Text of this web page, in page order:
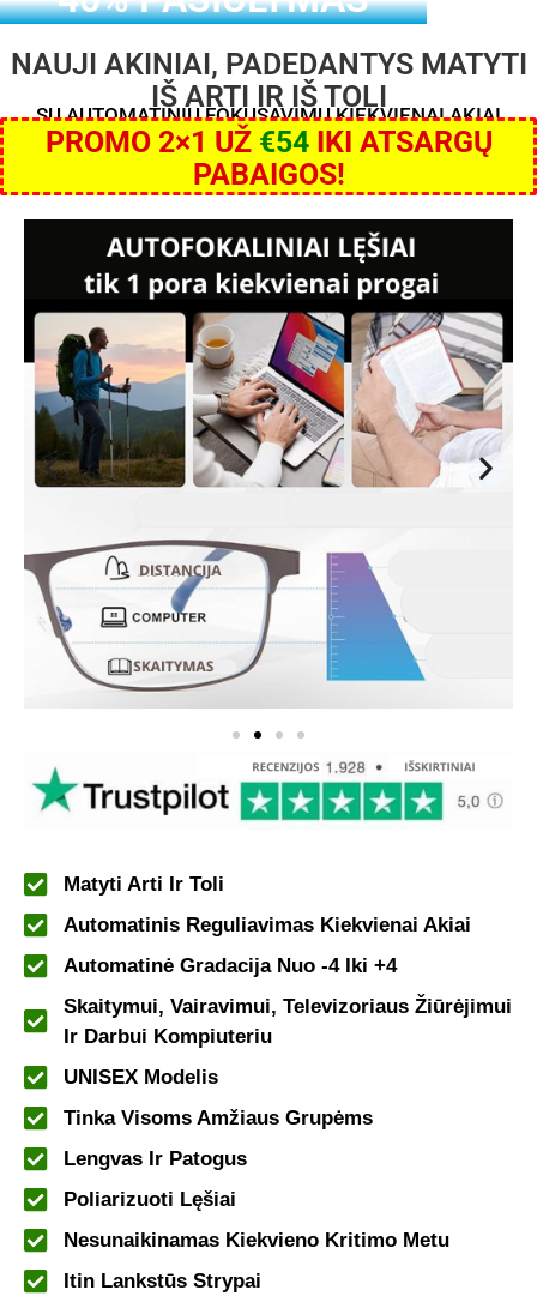
NAUJI AKINIAI, PADEDANTYS MATYTI
IŠ ARTI IR IŠ TOLI
SU AUTOMATINIU FOKUSAVIMU KIEKVIENAI AKIAI
PROMO 2×1 UŽ €54IKI ATSARGŲ
PABAIGOS!
Matyti Arti Ir Toli
Automatinis Reguliavimas Kiekvienai Akiai
Automatinė Gradacija Nuo -4 Iki +4
Skaitymui, Vairavimui, Televizoriaus Žiūrėjimui
Ir Darbui Kompiuteriu
UNISEX Modelis
Tinka Visoms Amžiaus Grupėms
Lengvas Ir Patogus
Poliarizuoti Lęšiai
Nesunaikinamas Kiekvieno Kritimo Metu
Itin Lankstūs Strypai